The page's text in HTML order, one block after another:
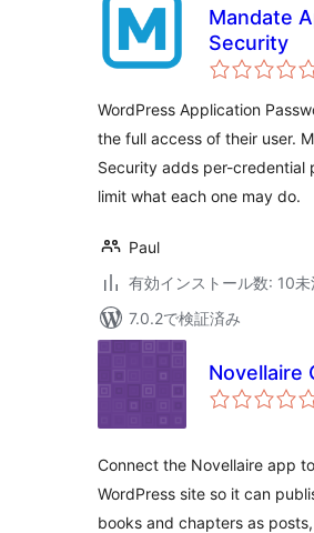
Mandate
Security
WordPress Application
the full access of their user.
Security adds per-credential
limit what each one may do.
Paul
有効インストール数: 10未
7.0.2で検証済み
Novellaire
Connect the Novellaire app
WordPress site so it can
books and chapters as